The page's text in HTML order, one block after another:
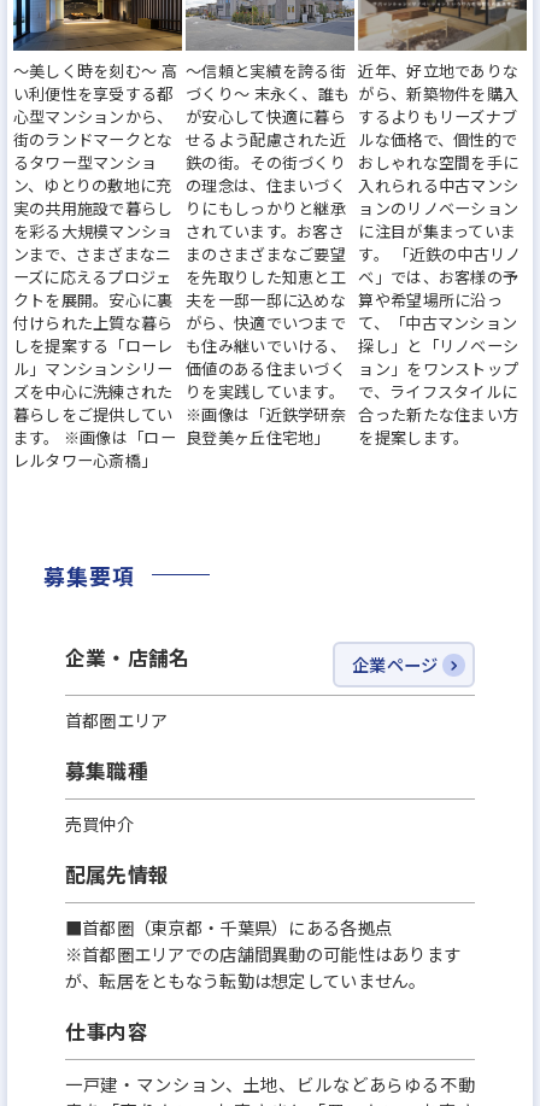
ワークで展開しており、安心・安全な不動産取引を通
して、お客さま一人一人のお役に立つことを“使命”と
し、お客さまの立場に立って、満足と笑顔のために
努力を惜しまないことを信念に行動してまいりまし
た。
今後も、全てのお客さまに「ありがとう」と言って
いただくことを目標とし、よりお客さまの顧客満足
度を向上させてまいります。
〜美しく時を刻む〜 高
い利便性を享受する都
心型マンションから、
街のランドマークとな
るタワー型マンショ
ン、ゆとりの敷地に充
実の共用施設で暮らし
を彩る大規模マンショ
ンまで、さまざまなニ
ーズに応えるプロジェ
クトを展開。安心に裏
付けられた上質な暮ら
しを提案する「ローレ
ル」マンションシリー
ズを中心に洗練された
暮らしをご提供してい
ます。 ※画像は「ロー
レルタワー心斎橋」
〜信頼と実績を誇る街
づくり〜 末永く、誰も
が安心して快適に暮ら
せるよう配慮された近
鉄の街。その街づくり
の理念は、住まいづく
りにもしっかりと継承
されています。お客さ
まのさまざまなご要望
を先取りした知恵と工
夫を一邸一邸に込めな
がら、快適でいつまで
も住み継いでいける、
価値のある住まいづく
りを実践しています。
※画像は「近鉄学研奈
良登美ヶ丘住宅地」
近年、好立地でありな
がら、新築物件を購入
するよりもリーズナブ
ルな価格で、個性的で
おしゃれな空間を手に
入れられる中古マンシ
ョンのリノベーション
に注目が集まっていま
す。 「近鉄の中古リノ
ベ」では、お客様の予
算や希望場所に沿っ
て、「中古マンション
探し」と「リノベーシ
ョン」をワンストップ
で、ライフスタイルに
合った新たな住まい方
を提案します。
募集要項
企業・店舗名 企業ページ
首都圏エリア
募集職種
売買仲介
配属先情報
■首都圏（東京都・千葉県）にある各拠点
※首都圏エリアでの店舗間異動の可能性はあります
が、転居をともなう転勤は想定していません。
仕事内容
一戸建・マンション、土地、ビルなどあらゆる不動